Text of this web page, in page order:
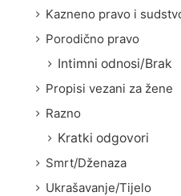
Kazneno pravo i
Porodično pravo
Intimni odnosi/Brak
Propisi vezani za žene
Razno
Kratki odgovori
Smrt/Dženaza
Ukrašavanje/Tijelo